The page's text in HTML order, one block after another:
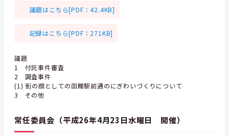
議題はこちら[PDF：42.4KB]
記録はこちら[PDF：271KB]
議題
1 付託事件審査
2 調査事件
(1) 街の顔としての函館駅前通のにぎわいづくりについて
3 その他
常任委員会（平成26年4月23日水曜日 開催）